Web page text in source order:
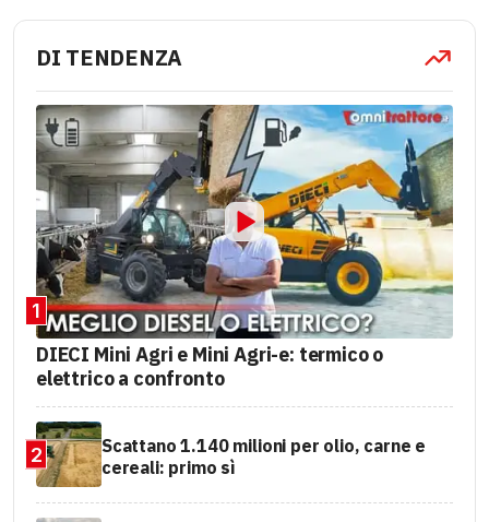
DI TENDENZA
1
DIECI Mini Agri e Mini Agri-e: termico o
elettrico a confronto
2
Scattano 1.140 milioni per olio, carne e
cereali: primo sì